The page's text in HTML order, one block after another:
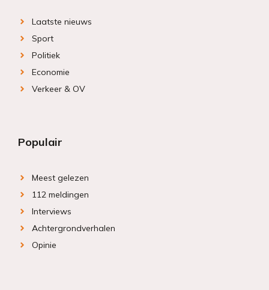
Laatste nieuws
Sport
Politiek
Economie
Verkeer & OV
Populair
Meest gelezen
112 meldingen
Interviews
Achtergrondverhalen
Opinie